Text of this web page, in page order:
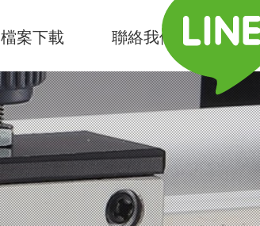
檔案下載 聯絡我們